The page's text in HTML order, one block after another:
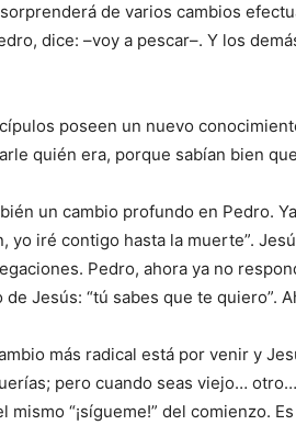
de varios cambios
dice: –voy a pescar–. Y los
poseen un nuevo
quién era, porque sabían bien
un cambio profundo en Pedro.
yo iré contigo hasta la muerte”.
Pedro, ahora ya no
Jesús: “tú sabes que te quiero”.
más radical está por venir y
pero cuando seas viejo…
mismo “¡sígueme!” del comienzo.